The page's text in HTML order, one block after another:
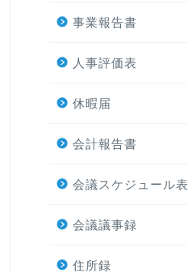
事業報告書
人事評価表
休暇届
会計報告書
会議スケジュール表
会議議事録
住所録